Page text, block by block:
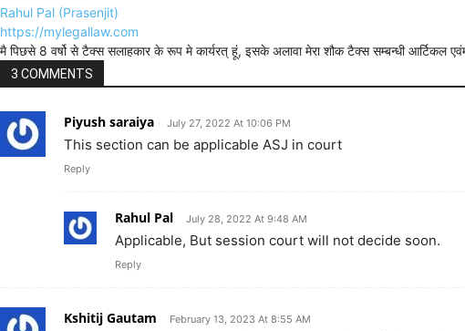
Rahul Pal (Prasenjit)
https://mylegallaw.com
मै पिछसे 8 वर्षो से टैक्स सलाहकार के रूप मे कार्यरत् हूं, इसके अलावा मेरा शौक टैक्स सम्बन्धी
3 COMMENTS
Piyush saraiya July 27, 2022 At 10:06 PM
This section can be applicable ASJ in court
Reply
Rahul Pal July 28, 2022 At 9:48 AM
Applicable, But session court will not decide soon.
Reply
Kshitij Gautam February 13, 2023 At 8:55 AM